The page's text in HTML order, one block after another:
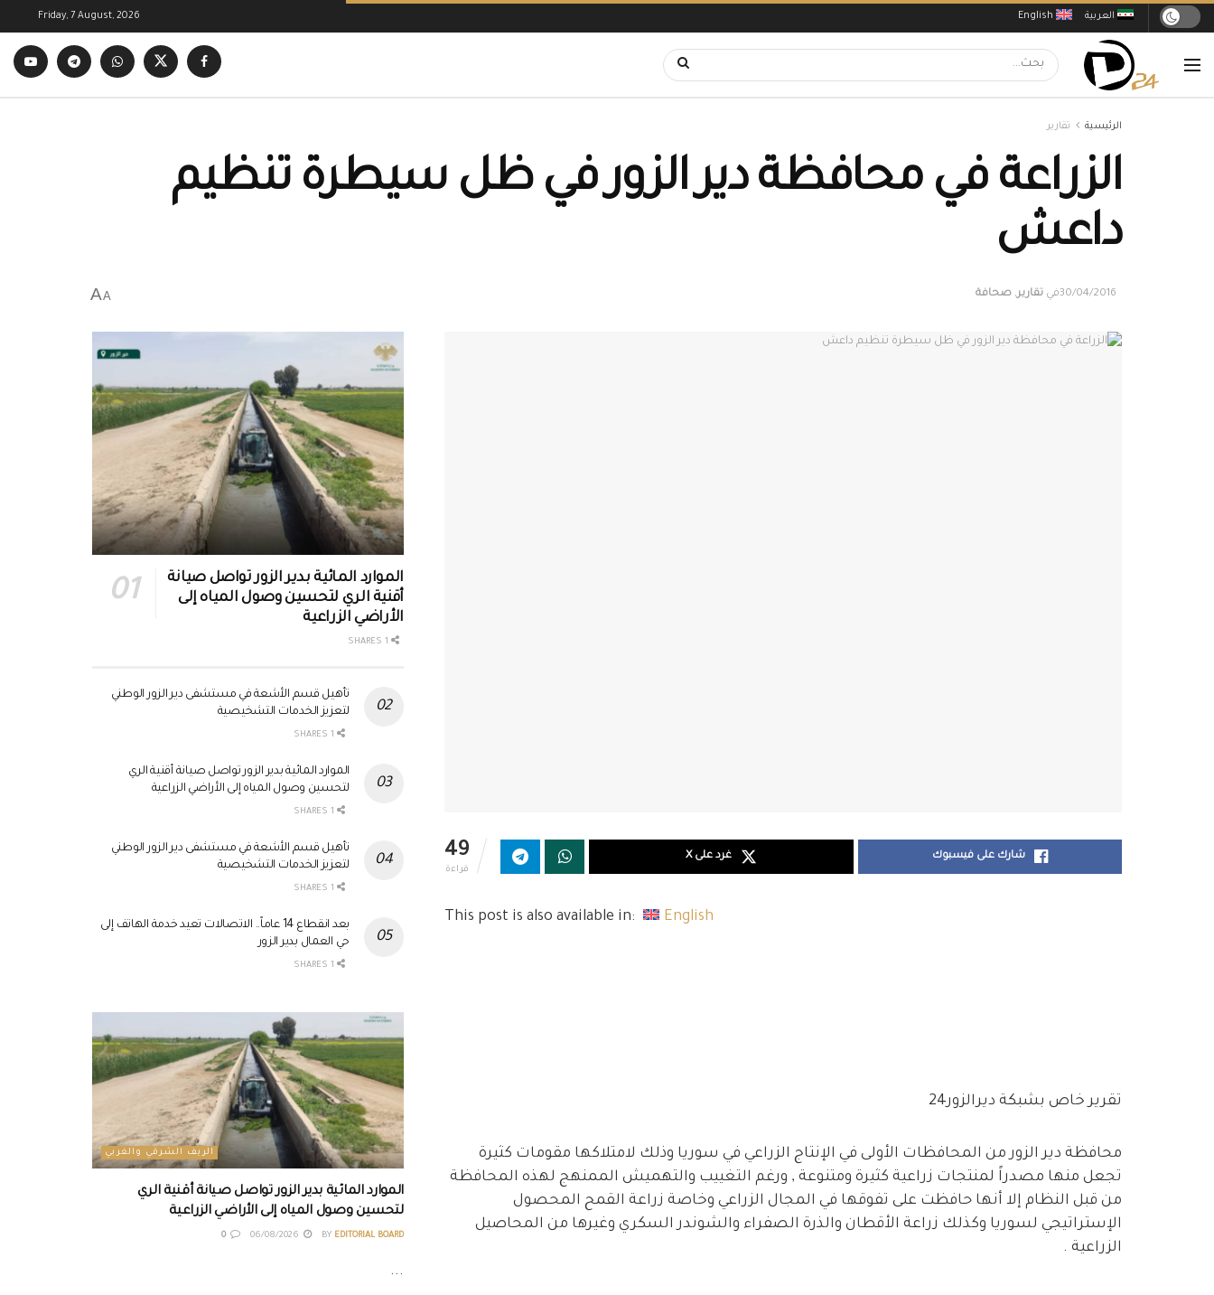
English العربية Friday, 7 August, 2026
الرئيسية تقارير
الزراعة في محافظة دير الزور في ظل سيطرة تنظيم
داعش
30/04/2016في تقارير, صحافة A
A
49
قراءة
شارك على فيسبوك غرد على X
This post is also available in: English
تقرير خاص بشبكة ديرالزور24
محافظة دير الزور من المحافظات الأولى في الإنتاج الزراعي في سوريا وذلك لامتلاكها مقومات كثيرة
تجعل منها مصدراً لمنتجات زراعية كثيرة ومتنوعة , ورغم التغييب والتهميش الممنهج لهذه المحافظة
من قبل النظام إلا أنها حافظت على تفوقها في المجال الزراعي وخاصة زراعة القمح المحصول
الإستراتيجي لسوريا وكذلك زراعة الأقطان والذرة الصفراء والشوندر السكري وغيرها من المحاصيل
الزراعية .
الموارد المائية بدير الزور تواصل صيانة
أقنية الري لتحسين وصول المياه إلى
الأراضي الزراعية
تأهيل قسم الأشعة في مستشفى دير الزور الوطني
لتعزيز الخدمات التشخيصية
الموارد المائية بدير الزور تواصل صيانة أقنية الري
لتحسين وصول المياه إلى الأراضي الزراعية
تأهيل قسم الأشعة في مستشفى دير الزور الوطني
لتعزيز الخدمات التشخيصية
بعد انقطاع 14 عاماً.. الاتصالات تعيد خدمة الهاتف إلى
حي العمال بدير الزور
الريف الشرقي والغربي
الموارد المائية بدير الزور تواصل صيانة أقنية الري
لتحسين وصول المياه إلى الأراضي الزراعية
BY EDITORIAL BOARD
0
...